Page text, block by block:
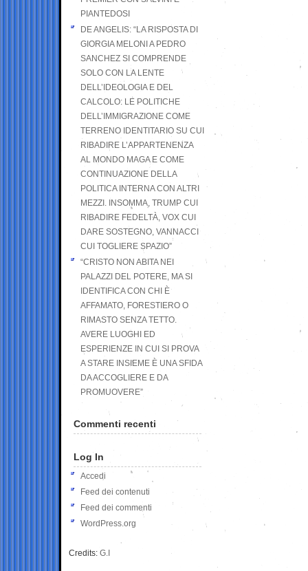
PIANTEDOSI
DE ANGELIS: “LA RISPOSTA DI
GIORGIA MELONI A PEDRO
SANCHEZ SI COMPRENDE
SOLO CON LA LENTE
DELL’IDEOLOGIA E DEL
CALCOLO: LE POLITICHE
DELL’IMMIGRAZIONE COME
TERRENO IDENTITARIO SU CUI
RIBADIRE L’APPARTENENZA
AL MONDO MAGA E COME
CONTINUAZIONE DELLA
POLITICA INTERNA CON ALTRI
MEZZI. INSOMMA, TRUMP CUI
RIBADIRE FEDELTÀ, VOX CUI
DARE SOSTEGNO, VANNACCI
CUI TOGLIERE SPAZIO”
“CRISTO NON ABITA NEI
PALAZZI DEL POTERE, MA SI
IDENTIFICA CON CHI È
AFFAMATO, FORESTIERO O
RIMASTO SENZA TETTO.
AVERE LUOGHI ED
ESPERIENZE IN CUI SI PROVA
A STARE INSIEME È UNA SFIDA
DA ACCOGLIERE E DA
PROMUOVERE”
Commenti recenti
Log In
Accedi
Feed dei contenuti
Feed dei commenti
WordPress.org
Credits: G.I